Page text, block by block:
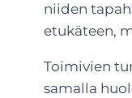
niiden
etukäteen,
Toimivien
samalla